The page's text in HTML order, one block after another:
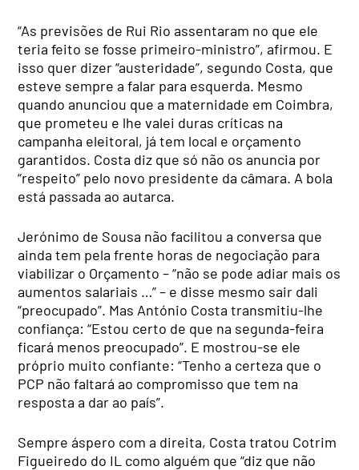
“As previsões de Rui Rio assentaram no que ele
teria feito se fosse primeiro-ministro”, afirmou. E
isso quer dizer “austeridade”, segundo Costa, que
esteve sempre a falar para esquerda. Mesmo
quando anunciou que a maternidade em Coimbra,
que prometeu e lhe valei duras críticas na
campanha eleitoral, já tem local e orçamento
garantidos. Costa diz que só não os anuncia por
“respeito” pelo novo presidente da câmara. A bola
está passada ao autarca.
Jerónimo de Sousa não facilitou a conversa que
ainda tem pela frente horas de negociação para
viabilizar o Orçamento – “não se pode adiar mais os
aumentos salariais …” – e disse mesmo sair dali
“preocupado”. Mas António Costa transmitiu-lhe
confiança: “Estou certo de que na segunda-feira
ficará menos preocupado”. E mostrou-se ele
próprio muito confiante: “Tenho a certeza que o
PCP não faltará ao compromisso que tem na
resposta a dar ao país”.
Sempre áspero com a direita, Costa tratou Cotrim
Figueiredo do IL como alguém que “diz que não